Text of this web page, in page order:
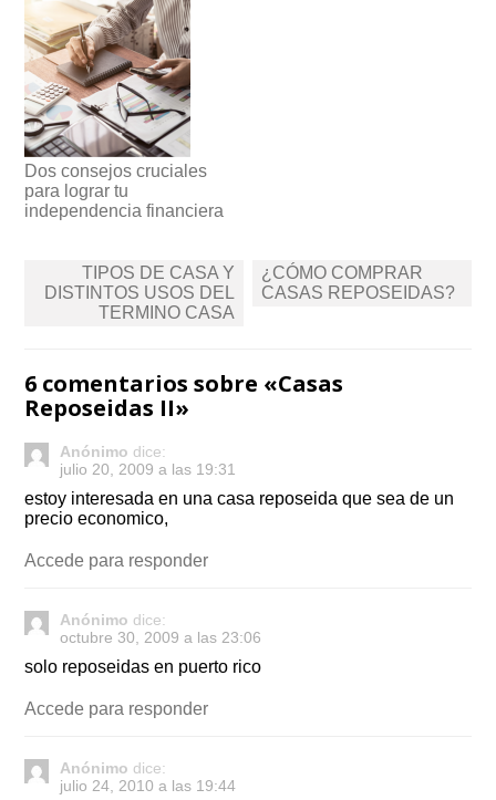
Dos consejos cruciales
para lograr tu
independencia financiera
Navegación
de
entradas
TIPOS DE CASA Y
DISTINTOS USOS DEL
TERMINO CASA
¿CÓMO COMPRAR
CASAS REPOSEIDAS?
6 comentarios sobre «Casas
Reposeidas II»
Anónimo dice:
julio 20, 2009 a las 19:31
estoy interesada en una casa reposeida que sea de un
precio economico,
Accede para responder
Anónimo dice:
octubre 30, 2009 a las 23:06
solo reposeidas en puerto rico
Accede para responder
Anónimo dice:
julio 24, 2010 a las 19:44